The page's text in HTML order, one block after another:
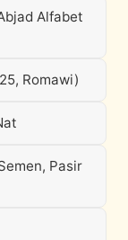
Alfabet
Romawi)
Pasir